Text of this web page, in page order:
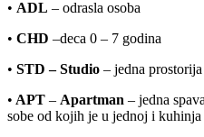
• ADL – odrasla osoba
• CHD –deca 0 – 7 godina
• STD – Studio – jedna prostorija
• APT – Apartman – jedna
sobe od kojih je u jednoj i kuhinja